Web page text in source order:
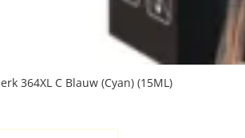
364XL C Blauw (Cyan) (15ML)